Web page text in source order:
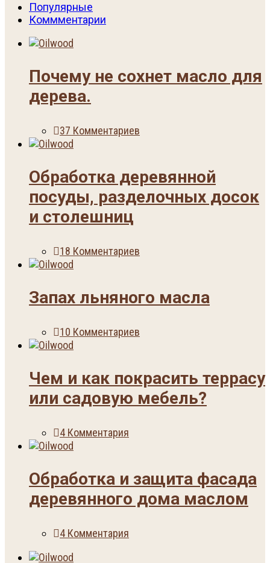
Популярные
Коммментарии
Почему не сохнет масло для
дерева.
37 Комментариев
Обработка деревянной
посуды, разделочных досок
и столешниц
18 Комментариев
Запах льняного масла
10 Комментариев
Чем и как покрасить террасу
или садовую мебель?
4 Комментария
Обработка и защита фасада
деревянного дома маслом
4 Комментария